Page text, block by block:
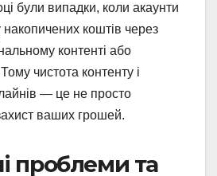
були випадки, коли акаунти
коштів через
контенті або
чистота контенту і
— це не просто
ваших грошей.
проблеми та